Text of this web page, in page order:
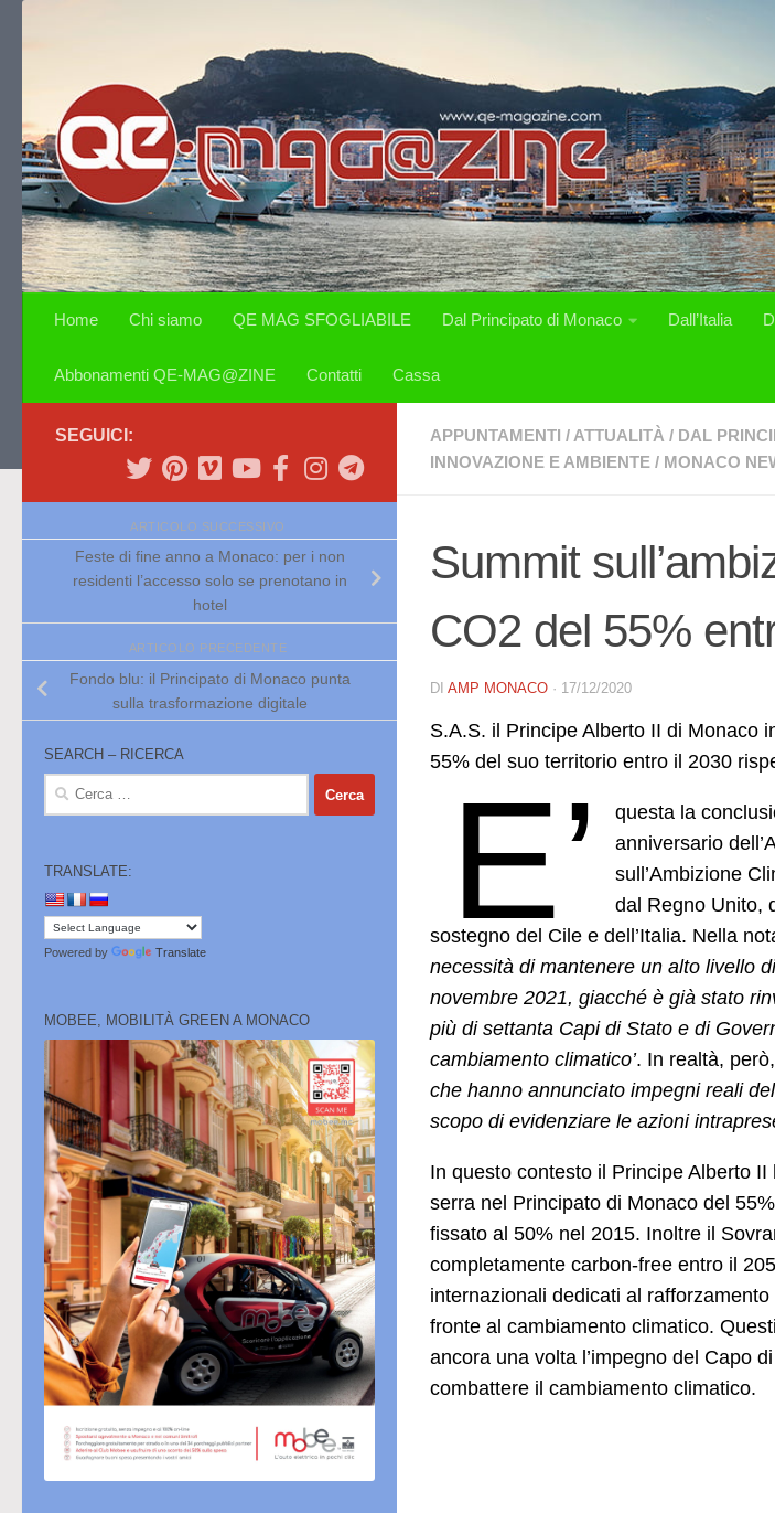
Home Chi siamo QE MAG SFOGLIABILE Dal Principato di Monaco Dall’Italia
Abbonamenti QE-MAG@ZINE Contatti Cassa
APPUNTAMENTI / ATTUALITÀ / DAL
INNOVAZIONE E AMBIENTE / MONACO
Summit
CO2 del 55%
DI AMP MONACO · 17/12/2020
S.A.S. il Principe Alberto II di Monaco
55% del suo territorio entro il 2030
E’
questa la
anniversario
sull’Ambizione
dal Regno Unito,
sostegno del Cile e dell’Italia. Nella
necessità di mantenere un alto livello
novembre 2021, giacché è già stato
più di settanta Capi di Stato e di
cambiamento climatico’. In realtà,
che hanno annunciato impegni reali
scopo di evidenziare le azioni
In questo contesto il Principe Alberto
serra nel Principato di Monaco del
fissato al 50% nel 2015. Inoltre il
completamente carbon-free entro il
internazionali dedicati al
fronte al cambiamento climatico.
ancora una volta l’impegno del Capo
combattere il cambiamento climatico.
SEGUICI:
ARTICOLO SUCCESSIVO
Feste di fine anno a Monaco: per i non
residenti l’accesso solo se prenotano in
hotel
ARTICOLO PRECEDENTE
Fondo blu: il Principato di Monaco punta
sulla trasformazione digitale
SEARCH – RICERCA
Ricerca
TRANSLATE:
Powered by Translate
MOBEE, MOBILITÀ GREEN A MONACO